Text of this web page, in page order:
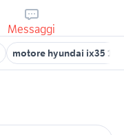
Messaggi
motore hyundai ix35 1.7